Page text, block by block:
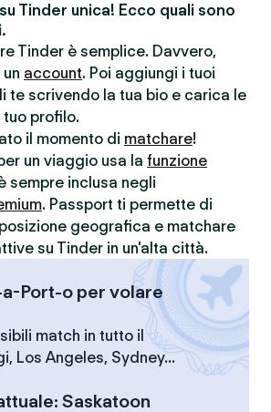
Tinder unica! Ecco quali sono
Tinder è semplice. Davvero,
account. Poi aggiungi i tuoi
te scrivendo la tua bio e carica le
profilo.
il momento di matchare!
un viaggio usa la funzione
sempre inclusa negli
. Passport ti permette di
geografica e matchare
su Tinder in un'alta città.
a-Port-o per volare
match in tutto il
Los Angeles, Sydney...
: Saskatoon